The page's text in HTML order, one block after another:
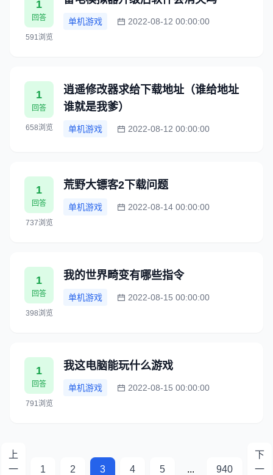
1
回答
591浏览
单机游戏 2022-08-12 00:00:00
1
回答
658浏览
逍遥修改器求给下载地址（谁给地址
谁就是我爹）
单机游戏 2022-08-12 00:00:00
1
回答
737浏览
荒野大镖客2下载问题
单机游戏 2022-08-14 00:00:00
1
回答
398浏览
我的世界畸变有哪些指令
单机游戏 2022-08-15 00:00:00
1
回答
791浏览
我这电脑能玩什么游戏
单机游戏 2022-08-15 00:00:00
上
一
1 2 3 4 5 ... 940
下
一